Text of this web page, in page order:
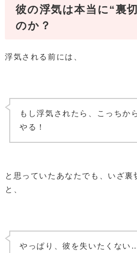
彼の浮気は本当に“裏
のか？
浮気される前には、
もし浮気されたら、こっちか
やる！
と思っていたあなたでも、いざ裏
と、
やっぱり、彼を失いたくない